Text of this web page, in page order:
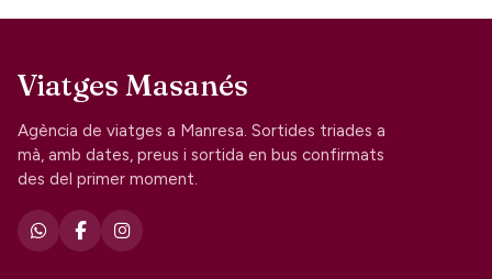
Viatges Masanés
Agència de viatges a Manresa. Sortides triades a
mà, amb dates, preus i sortida en bus confirmats
des del primer moment.